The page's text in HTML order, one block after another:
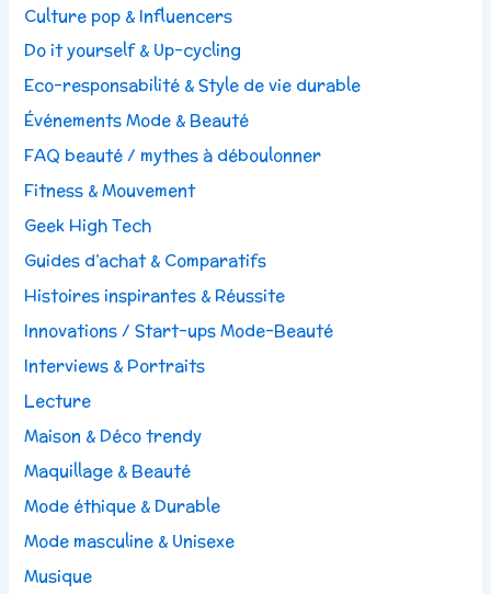
Culture pop & Influencers
Do it yourself & Up-cycling
Eco-responsabilité & Style de vie durable
Événements Mode & Beauté
FAQ beauté / mythes à déboulonner
Fitness & Mouvement
Geek High Tech
Guides d’achat & Comparatifs
Histoires inspirantes & Réussite
Innovations / Start-ups Mode-Beauté
Interviews & Portraits
Lecture
Maison & Déco trendy
Maquillage & Beauté
Mode éthique & Durable
Mode masculine & Unisexe
Musique